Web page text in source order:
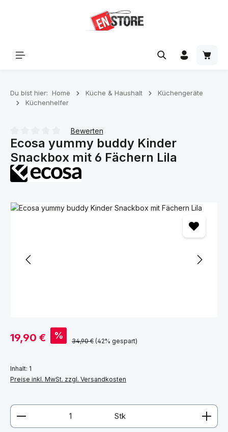
Du bist hier: Home Küche & Haushalt
Küchengeräte
Küchenhelfer
Durchschnittliche Bewertung von 0 von 5 Sternen
Bewerten
Ecosa yummy buddy Kinder
Snackbox mit 6 Fächern Lila
Bildergalerie überspringen
Verkaufspreis:
19,90 € % Regulärer Preis:
34,90 € (42% gespart)
Inhalt: 1
Preise inkl. MwSt. zzgl. Versandkosten
Produkt Anzahl: Gib den gewünschten Wert ein
Stk